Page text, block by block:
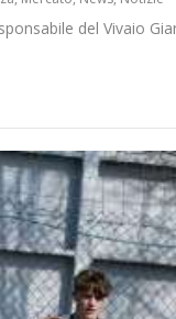
del Vivaio